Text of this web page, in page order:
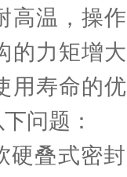
高温，操
的力矩增
用寿命的
问题：
硬叠式密